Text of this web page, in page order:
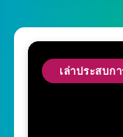
เล่าประสบก